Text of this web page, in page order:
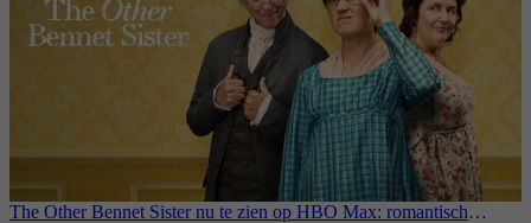
The Other Bennet Sister nu te zien op HBO Max: romantisch